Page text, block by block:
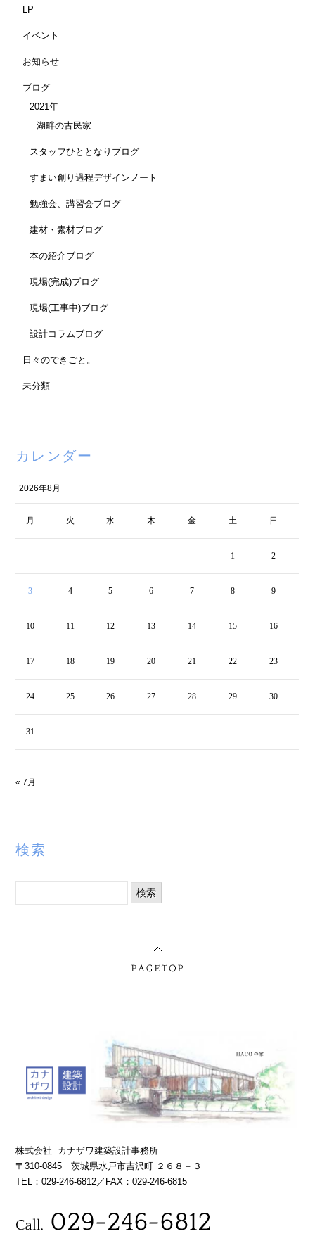
LP
イベント
お知らせ
ブログ
2021年
湖畔の古民家
スタッフひととなりブログ
すまい創り過程デザインノート
勉強会、講習会ブログ
建材・素材ブログ
本の紹介ブログ
現場(完成)ブログ
現場(工事中)ブログ
設計コラムブログ
日々のできごと。
未分類
カレンダー
2026年8月
月 火 水 木 金 土 日
1 2
3 4 5 6 7 8 9
10 11 12 13 14 15 16
17 18 19 20 21 22 23
24 25 26 27 28 29 30
31
« 7月
検索
検
株式会社 カナザワ建築設計事務所
〒310-0845 茨城県水戸市吉沢町 ２６８－３
TEL：029-246-6812／FAX：029-246-6815